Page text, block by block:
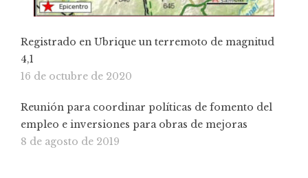
Registrado en Ubrique un terremoto de magnitud
4,1
16 de octubre de 2020
Reunión para coordinar políticas de fomento del
empleo e inversiones para obras de mejoras
8 de agosto de 2019